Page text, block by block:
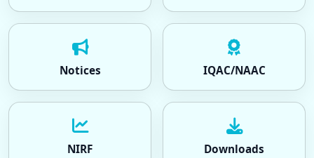
Notices IQAC/NAAC
NIRF Downloads